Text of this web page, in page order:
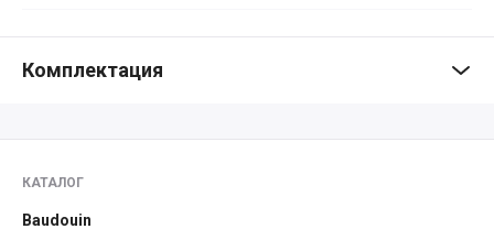
Комплектация
КАТАЛОГ
Baudouin